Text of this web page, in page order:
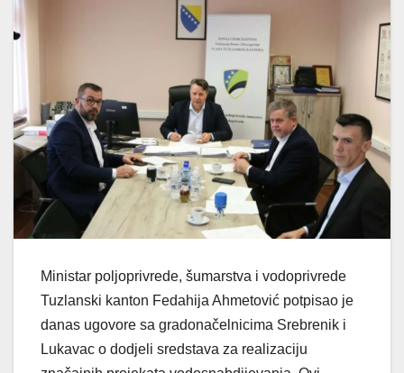
Ministar poljoprivrede, šumarstva i vodoprivrede
Tuzlanski kanton Fedahija Ahmetović potpisao je
danas ugovore sa gradonačelnicima Srebrenik i
Lukavac o dodjeli sredstava za realizaciju